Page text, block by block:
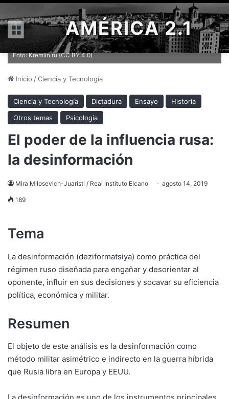
Menú AMÉRICA 2.1
Vladimir Putin en el décimo aniversario de Russia Today, en 2015.
Foto: Kremlin.ru (CC BY 4.0)
Inicio /Ciencia y Tecnología
Ciencia y Tecnología Dictadura Ensayo
Historia
Otros temas
Psicología
El poder de la influencia rusa:
la desinformación
Mira Milosevich-Juaristi / Real Instituto Elcano agosto 14, 2019
189
Tema
La desinformación (deziformatsiya) como práctica del
régimen ruso diseñada para engañar y desorientar al
oponente, influir en sus decisiones y socavar su eficiencia
política, económica y militar.
Resumen
El objeto de este análisis es la desinformación como
método militar asimétrico e indirecto en la guerra híbrida
que Rusia libra en Europa y EEUU.